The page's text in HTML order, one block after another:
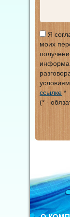
Я
моих
ссылке *
(* -